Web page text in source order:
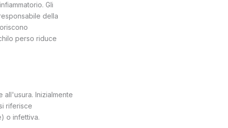
Gli
della
perso riduce
Inizialmente
riferisce
o infettiva.